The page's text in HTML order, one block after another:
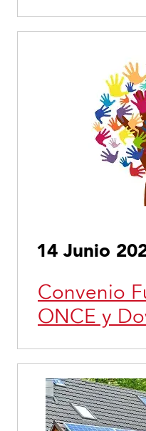
14 Junio
Convenio
ONCE y